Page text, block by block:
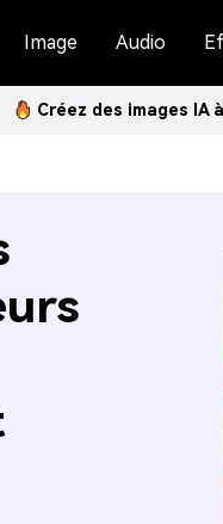
Image Audio
Créez des images IA